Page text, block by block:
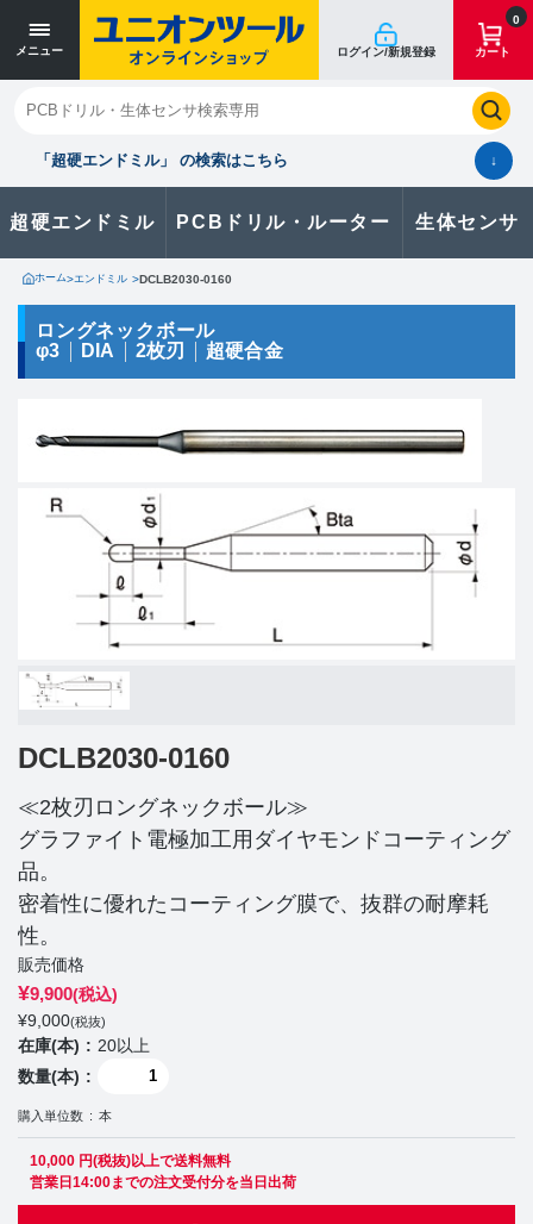
メニュー ログイン/新規登録
0
カート
「超硬エンドミル」 の検索はこちら ↓
超硬エンドミル PCBドリル・ルーター 生体センサ
閉じる
お気に入り クイックオーダー 購入履歴
製品に関するお問い合わせはこちら
カタログ一覧
ホーム>エンドミル >DCLB2030-0160
ロングネックボール
φ3
DIA 2枚刃 超硬合金
DCLB2030-0160
≪2枚刃ロングネックボール≫
グラファイト電極加工用ダイヤモンドコーティング
品。
密着性に優れたコーティング膜で、抜群の耐摩耗
性。
販売価格
¥9,900(税込)
¥9,000(税抜)
在庫(本)
20以上
数量(本)
購入単位数 本
10,000 円(税抜)以上で送料無料
営業日14:00までの注文受付分を当日出荷
寸法単位 [mm]
寸法単位 [mm]